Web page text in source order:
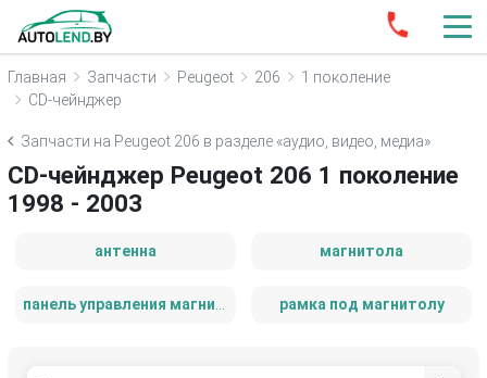
Главная Запчасти Peugeot 206
1 поколение
CD-чейнджер
Запчасти на Peugeot 206 в разделе «аудио, видео, медиа»
CD-чейнджер Peugeot 206 1 поколение
1998 - 2003
антенна магнитола
рамка под магнитолу